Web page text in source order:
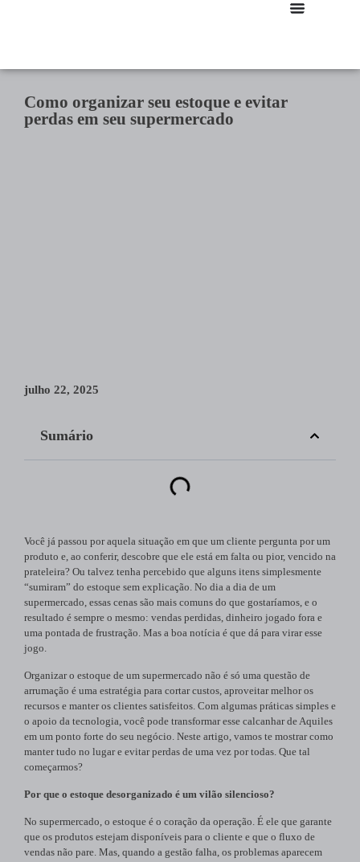
Como organizar seu estoque e evitar
perdas em seu supermercado
julho 22, 2025
Sumário
Você já passou por aquela situação em que um cliente pergunta por um
produto e, ao conferir, descobre que ele está em falta ou pior, vencido na
prateleira? Ou talvez tenha percebido que alguns itens simplesmente
“sumiram” do estoque sem explicação. No dia a dia de um
supermercado, essas cenas são mais comuns do que gostaríamos, e o
resultado é sempre o mesmo: vendas perdidas, dinheiro jogado fora e
uma pontada de frustração. Mas a boa notícia é que dá para virar esse
jogo.
Organizar o estoque de um supermercado não é só uma questão de
arrumação é uma estratégia para cortar custos, aproveitar melhor os
recursos e manter os clientes satisfeitos. Com algumas práticas simples e
o apoio da tecnologia, você pode transformar esse calcanhar de Aquiles
em um ponto forte do seu negócio. Neste artigo, vamos te mostrar como
manter tudo no lugar e evitar perdas de uma vez por todas. Que tal
começarmos?
Por que o estoque desorganizado é um vilão silencioso?
No supermercado, o estoque é o coração da operação. É ele que garante
que os produtos estejam disponíveis para o cliente e que o fluxo de
vendas não pare. Mas, quando a gestão falha, os problemas aparecem